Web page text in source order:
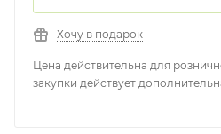
Хочу в подарок
Цена действительна для
закупки действует